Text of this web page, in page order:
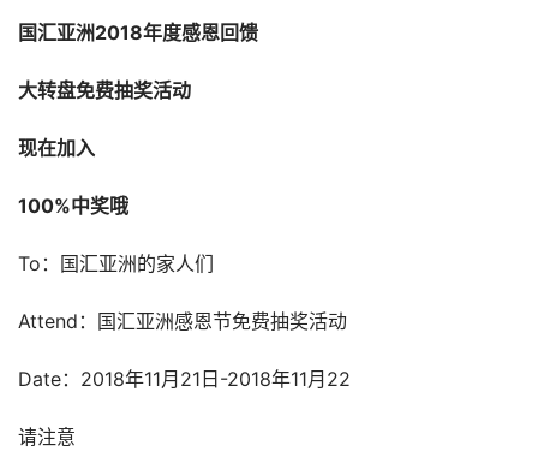
国汇亚洲2018年度感恩回馈
大转盘免费抽奖活动
现在加入
100%中奖哦
To：国汇亚洲的家人们
Attend：国汇亚洲感恩节免费抽奖活动
Date：2018年11月21日-2018年11月22
请注意